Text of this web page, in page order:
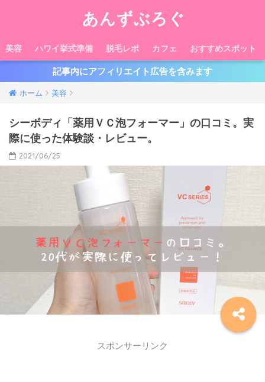
あんずぶろぐ
美容 ハワイ挙式準備 脱毛レポ カフェ おすすめスポット
記事内にアフィリエイト広告を含みます
ホーム 美容
シーボディ「薬用ＶＣ泡フォーマー」の口コミ。実
際に使った体験談・レビュー。
2021/06/25
スポンサーリンク